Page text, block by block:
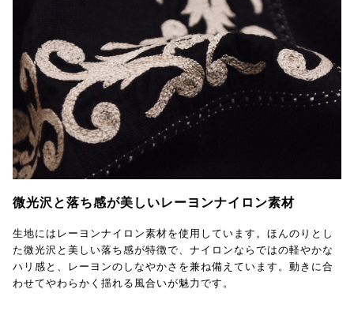
微光沢と落ち感が美しいレーヨンナイロン素材
生地にはレーヨンナイロン素材を使用しています。ほんのりとし
た微光沢と美しい落ち感が特徴で、ナイロンならではの軽やかな
ハリ感と、レーヨンのしなやかさを兼ね備えています。動きに合
わせてやわらかく揺れる風合いが魅力です。